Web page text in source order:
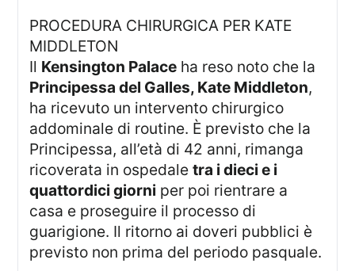
PROCEDURA CHIRURGICA PER KATE
MIDDLETON
Il Kensington Palace ha reso noto che la
Principessa del Galles, Kate Middleton,
ha ricevuto un intervento chirurgico
addominale di routine. È previsto che la
Principessa, all’età di 42 anni, rimanga
ricoverata in ospedaletra i dieci e i
quattordici giorni per poi rientrare a
casa e proseguire il processo di
guarigione. Il ritorno ai doveri pubblici è
previsto non prima del periodo pasquale.